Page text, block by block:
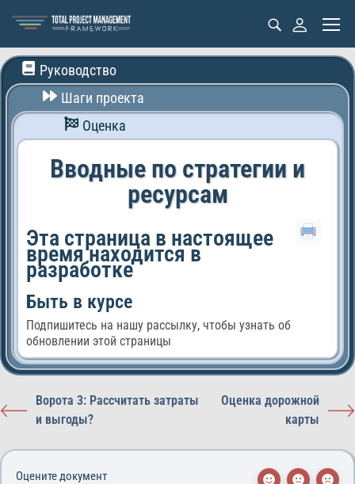
Руководство
Шаги проекта
Оценка
Вводные по стратегии и
ресурсам
Эта страница в настоящее
время находится в
разработке
Быть в курсе
Подпишитесь на нашу рассылку, чтобы узнать об
обновлении этой страницы
Ворота 3: Рассчитать затраты
и выгоды?
Оценка дорожной
карты
Оцените документ